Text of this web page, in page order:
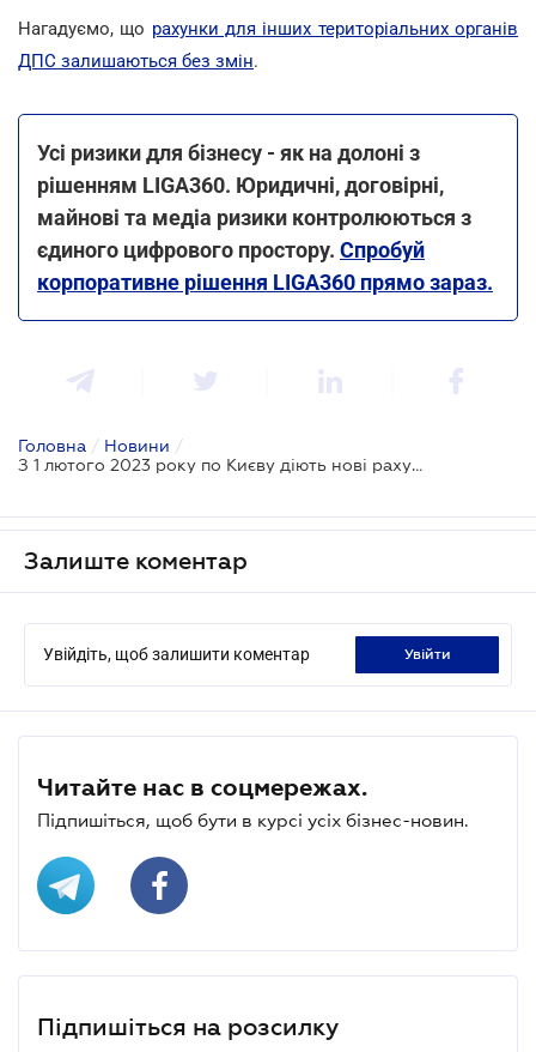
Нагадуємо, що рахунки для інших територіальних органів
ДПС залишаються без змін.
Усі ризики для бізнесу - як на долоні з
рішенням LIGA360. Юридичні, договірні,
майнові та медіа ризики контролюються з
єдиного цифрового простору. Спробуй
корпоративне рішення LIGA360 прямо зараз.
Головна / Новини /
З 1 лютого 2023 року по Києву діють нові рахунки для сплати ЄСВ
Залиште коментар
Увійдіть, щоб залишити коментар увійти
Читайте нас в соцмережах.
Підпишіться, щоб бути в курсі усіх бізнес-новин.
Підпишіться на розсилку